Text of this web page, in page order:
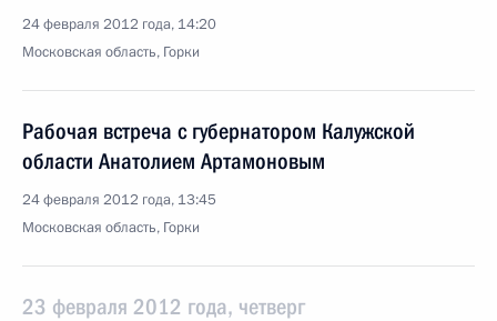
24 февраля 2012 года, 14:20
Московская область, Горки
Рабочая встреча с губернатором Калужской
области Анатолием Артамоновым
24 февраля 2012 года, 13:45
Московская область, Горки
23 февраля 2012 года, четверг